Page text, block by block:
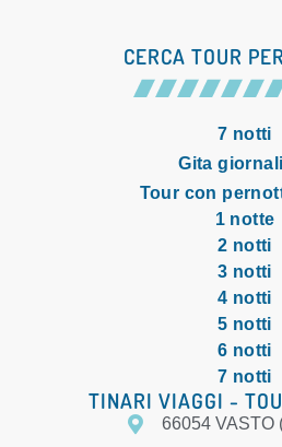
CERCA TOUR
7 notti
Gita
Tour con
1 notte
2 notti
3 notti
4 notti
5 notti
6 notti
7 notti
TINARI VIAGGI -
66054 VASTO